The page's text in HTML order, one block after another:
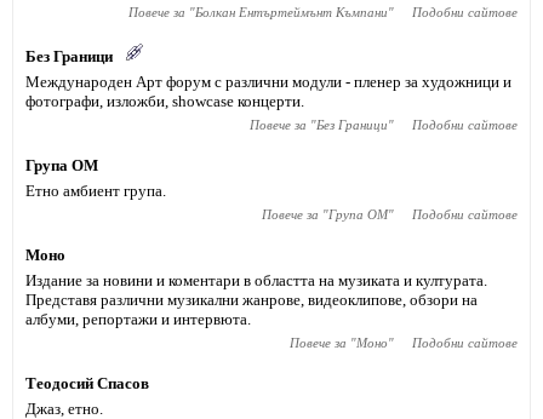
Повече за "Болкан Ентъртеймънт Къмпани" Подобни сайтове
Без Граници
Международен Арт форум с различни модули - пленер за художници и
фотографи, изложби, showcase концерти.
Повече за "Без Граници" Подобни сайтове
Група ОМ
Етно амбиент група.
Повече за "Група ОМ" Подобни сайтове
Моно
Издание за новини и коментари в областта на музиката и културата.
Представя различни музикални жанрове, видеоклипове, обзори на
албуми, репортажи и интервюта.
Повече за "Моно" Подобни сайтове
Теодосий Спасов
Джаз, етно.